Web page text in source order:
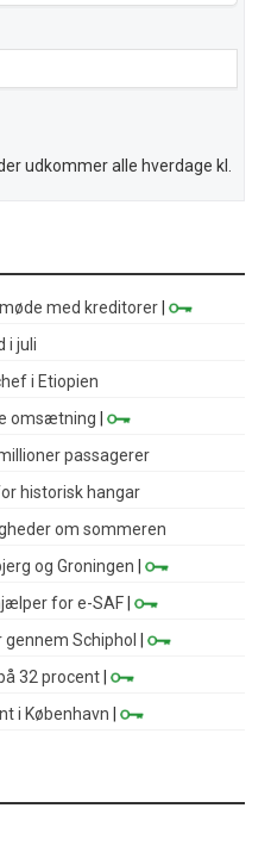
udkommer alle hverdage kl.
med kreditorer |
i juli
i Etiopien
omsætning |
passagerer
historisk hangar
om sommeren
og Groningen |
for e-SAF |
Schiphol
|
32 procent |
i København |